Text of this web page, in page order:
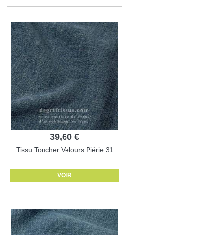
39,60 €
Tissu Toucher Velours Piérie 31
VOIR